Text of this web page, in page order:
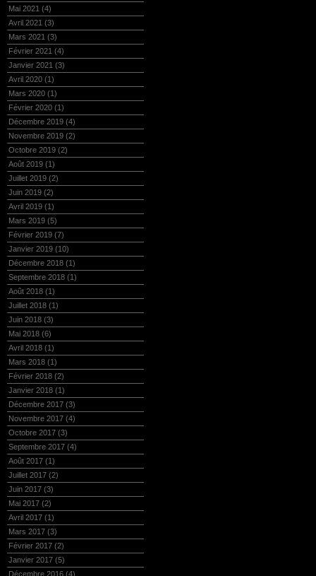
Mai 2021 (4)
Avril 2021 (3)
Mars 2021 (3)
Février 2021 (4)
Janvier 2021 (3)
Avril 2020 (1)
Mars 2020 (1)
Février 2020 (1)
Décembre 2019 (4)
Novembre 2019 (2)
Octobre 2019 (2)
Août 2019 (1)
Juillet 2019 (2)
Juin 2019 (2)
Avril 2019 (1)
Mars 2019 (5)
Février 2019 (7)
Janvier 2019 (10)
Décembre 2018 (1)
Septembre 2018 (1)
Août 2018 (1)
Juillet 2018 (1)
Juin 2018 (3)
Mai 2018 (6)
Avril 2018 (1)
Mars 2018 (1)
Février 2018 (2)
Janvier 2018 (1)
Décembre 2017 (3)
Novembre 2017 (4)
Octobre 2017 (3)
Septembre 2017 (4)
Août 2017 (1)
Juillet 2017 (2)
Juin 2017 (3)
Mai 2017 (2)
Avril 2017 (1)
Mars 2017 (3)
Février 2017 (2)
Janvier 2017 (5)
Décembre 2016 (4)